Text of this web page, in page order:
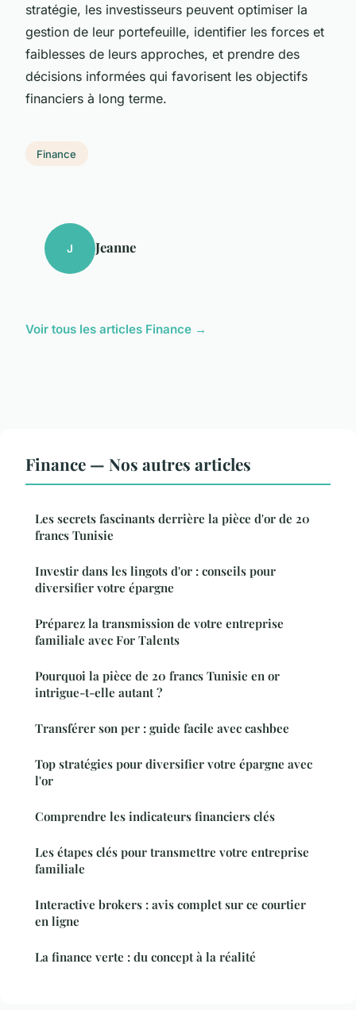
stratégie, les investisseurs peuvent optimiser la
gestion de leur portefeuille, identifier les forces et
faiblesses de leurs approches, et prendre des
décisions informées qui favorisent les objectifs
financiers à long terme.
Finance
J Jeanne
Voir tous les articles Finance →
Finance — Nos autres articles
Les secrets fascinants derrière la pièce d'or de 20
francs Tunisie
Investir dans les lingots d'or : conseils pour
diversifier votre épargne
Préparez la transmission de votre entreprise
familiale avec For Talents
Pourquoi la pièce de 20 francs Tunisie en or
intrigue-t-elle autant ?
Transférer son per : guide facile avec cashbee
Top stratégies pour diversifier votre épargne avec
l'or
Comprendre les indicateurs financiers clés
Les étapes clés pour transmettre votre entreprise
familiale
Interactive brokers : avis complet sur ce courtier
en ligne
La finance verte : du concept à la réalité